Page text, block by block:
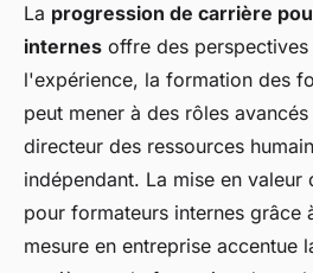
La progression de carrière
internes offre des
l'expérience, la formation des
peut mener à des rôles
directeur des ressources
indépendant. La mise en valeur
pour formateurs internes grâce
mesure en entreprise accentue